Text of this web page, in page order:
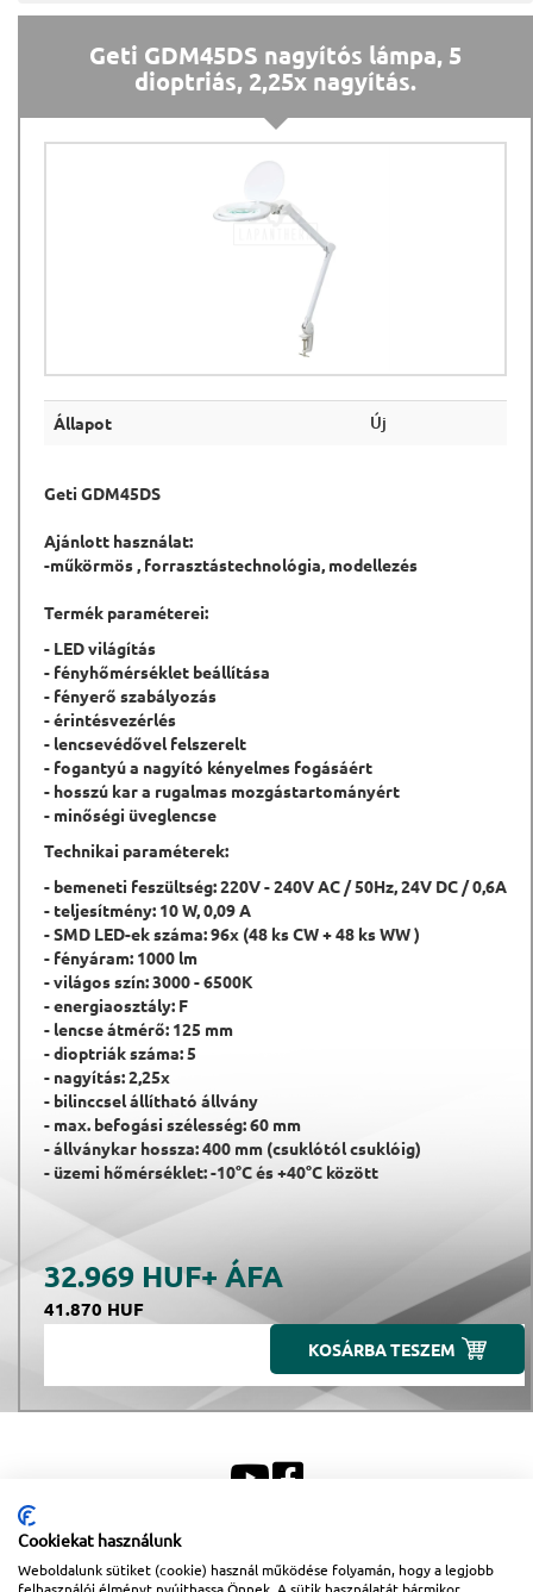
Geti GDM45DS nagyítós lámpa, 5
dioptriás, 2,25x nagyítás.
Állapot Új
Geti GDM45DS
Ajánlott használat:
-műkörmös , forrasztástechnológia, modellezés
Termék paraméterei:
- LED világítás
- fényhőmérséklet beállítása
- fényerő szabályozás
- érintésvezérlés
- lencsevédővel felszerelt
- fogantyú a nagyító kényelmes fogásáért
- hosszú kar a rugalmas mozgástartományért
- minőségi üveglencse
Technikai paraméterek:
- bemeneti feszültség: 220V - 240V AC / 50Hz, 24V DC / 0,6A
- teljesítmény: 10 W, 0,09 A
- SMD LED-ek száma: 96x (48 ks CW + 48 ks WW )
- fényáram: 1000 lm
- világos szín: 3000 - 6500K
- energiaosztály: F
- lencse átmérő: 125 mm
- dioptriák száma: 5
- nagyítás: 2,25x
- bilinccsel állítható állvány
- max. befogási szélesség: 60 mm
- állványkar hossza: 400 mm (csuklótól csuklóig)
- üzemi hőmérséklet: -10°C és +40°C között
32.969 HUF+ ÁFA
41.870 HUF
KOSÁRBA TESZEM
Sitemap| Impresszum
Cookiekat használunk
Weboldalunk sütiket (cookie) használ működése folyamán, hogy a legjobb